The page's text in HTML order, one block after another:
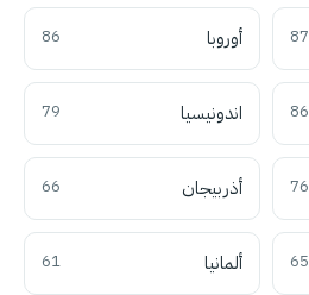
87 أوروبا 86
86 اندونيسيا 79
76 أذربيجان 66
65 ألمانيا 61